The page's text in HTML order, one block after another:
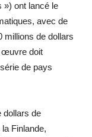
») ont lancé le
avec de
millions de dollars
œuvre doit
de pays
dollars de
Finlande,